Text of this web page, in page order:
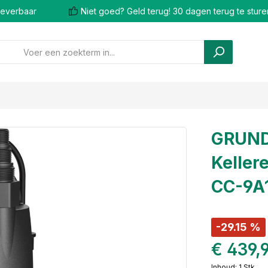
Niet goed? Geld terug! 30 dagen terug te
CC-
-29.15 %
€